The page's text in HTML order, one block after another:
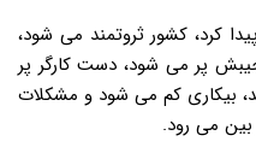
کرد، کشور ثروتمند می شود،
پر می شود، دست کارگر پر
بیکاری کم می شود و مشکلات
بین می رود.